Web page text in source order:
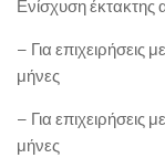
Ενίσχυση
– Για επιχειρήσεις
μήνες
– Για επιχειρήσεις
μήνες